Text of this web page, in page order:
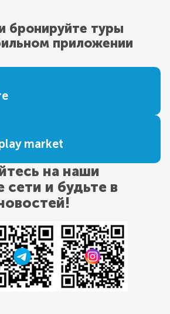
бронируйте туры
приложении
market
на наши
сети и будьте в